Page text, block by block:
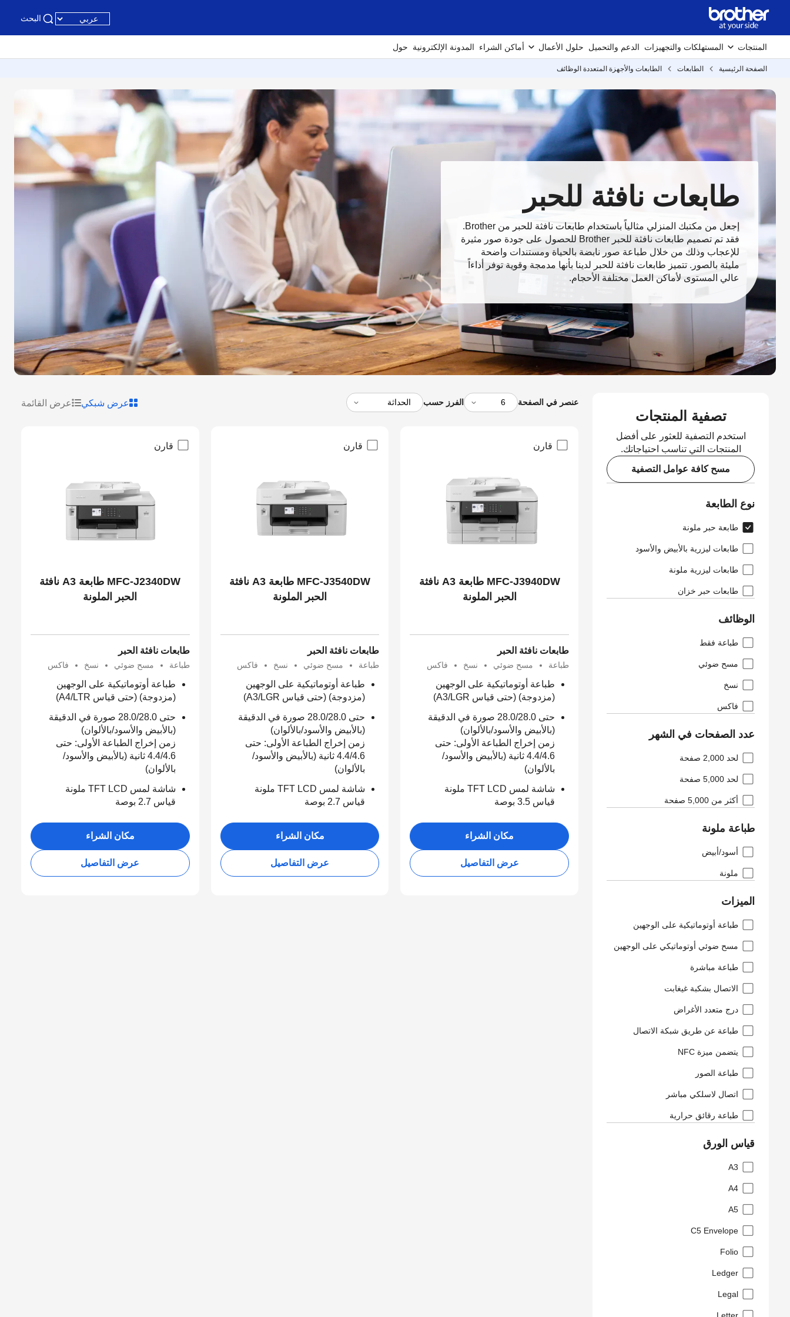
البحث
المنتجات المستهلكات والتجهيزات الدعم والتحميل حلول الأعمال أماكن الشراء المدونة الإلكترونية حول
الصفحة الرئيسية الطابعات الطابعات والأجهزة المتعددة الوظائف
طابعات نافثة للحبر
إجعل من مكتبك المنزلي مثالياً باستخدام طابعات نافثة للحبر من Brother.
فقد تم تصميم طابعات نافثة للحبر Brother للحصول على جودة صور مثيرة
للإعجاب وذلك من خلال طباعة صور نابضة بالحياة ومستندات واضحة
مليئة بالصور. تتميز طابعات نافثة للحبر لدينا بأنها مدمجة وقوية توفر أداءاً
عالي المستوى لأماكن العمل مختلفة الأحجام.
تصفية المنتجات
استخدم التصفية للعثور على أفضل
المنتجات التي تناسب احتياجاتك.
مسح كافة عوامل التصفية
نوع الطابعة
طابعة حبر ملونة
طابعات ليزرية بالأبيض والأسود
طابعات ليزرية ملونة
طابعات حبر خزان
الوظائف
طباعة فقط
مسح ضوئي
نسخ
فاكس
عدد الصفحات في الشهر
لحد 2,000 صفحة
لحد 5,000 صفحة
أكثر من 5,000 صفحة
طباعة ملونة
أسود/أبيض
ملونة
الميزات
طباعة أوتوماتيكية على الوجهين
مسح ضوئي أوتوماتيكي على الوجهين
طباعة مباشرة
الاتصال بشكبة غيغابت
درج متعدد الأغراض
طباعة عن طريق شبكة الاتصال
يتضمن ميزة NFC
طباعة الصور
اتصال لاسلكي مباشر
طباعة رقائق حرارية
قياس الورق
A3
A4
A5
C5 Envelope
Folio
Ledger
Legal
عنصر في الصفحة الفرز حسب عرض شبكي عرض القائمة
قارن
MFC-J3940DW طابعة A3 نافثة
الحبر الملونة
طابعات نافثة الحبر
طباعة مسح ضوئي نسخ فاكس
طباعة أوتوماتيكية على الوجهين
(مزدوجة) (حتى قياس A3/LGR)
حتى 28.0/28.0 صورة في الدقيقة
(بالأبيض والأسود/بالألوان)
زمن إخراج الطباعة الأولى: حتى
4.4/4.6 ثانية (بالأبيض والأسود/
بالألوان)
شاشة لمس TFT LCD ملونة
قياس 3.5 بوصة
مكان الشراء
عرض التفاصيل
قارن
MFC-J3540DW طابعة A3 نافثة
الحبر الملونة
طابعات نافثة الحبر
طباعة مسح ضوئي نسخ فاكس
طباعة أوتوماتيكية على الوجهين
(مزدوجة) (حتى قياس A3/LGR)
حتى 28.0/28.0 صورة في الدقيقة
(بالأبيض والأسود/بالألوان)
زمن إخراج الطباعة الأولى: حتى
4.4/4.6 ثانية (بالأبيض والأسود/
بالألوان)
شاشة لمس TFT LCD ملونة
قياس 2.7 بوصة
مكان الشراء
عرض التفاصيل
قارن
MFC-J2340DW طابعة A3 نافثة
الحبر الملونة
طابعات نافثة الحبر
طباعة مسح ضوئي نسخ فاكس
طباعة أوتوماتيكية على الوجهين
(مزدوجة) (حتى قياس A4/LTR)
حتى 28.0/28.0 صورة في الدقيقة
(بالأبيض والأسود/بالألوان)
زمن إخراج الطباعة الأولى: حتى
4.4/4.6 ثانية (بالأبيض والأسود/
بالألوان)
شاشة لمس TFT LCD ملونة
قياس 2.7 بوصة
مكان الشراء
عرض التفاصيل